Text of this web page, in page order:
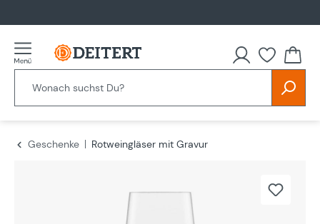
Geschenke
Rotweingläser mit Gravur